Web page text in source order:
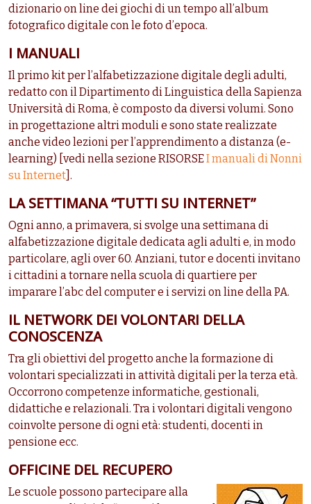
dizionario on line dei giochi di un tempo all’album
fotografico digitale con le foto d’epoca.
I MANUALI
Il primo kit per l’alfabetizzazione digitale degli adulti,
redatto con il Dipartimento di Linguistica della Sapienza
Università di Roma, è composto da diversi volumi. Sono
in progettazione altri moduli e sono state realizzate
anche video lezioni per l’apprendimento a distanza (e-
learning) [vedi nella sezione RISORSEI manuali di Nonni
su Internet ].
LA SETTIMANA “TUTTI SU INTERNET”
Ogni anno, a primavera, si svolge una settimana di
alfabetizzazione digitale dedicata agli adulti e, in modo
particolare, agli over 60. Anziani, tutor e docenti invitano
i cittadini a tornare nella scuola di quartiere per
imparare l’abc del computer e i servizi on line della PA.
IL NETWORK DEI VOLONTARI DELLA
CONOSCENZA
Tra gli obiettivi del progetto anche la formazione di
volontari specializzati in attività digitali per la terza età.
Occorrono competenze informatiche, gestionali,
didattiche e relazionali. Tra i volontari digitali vengono
coinvolte persone di ogni età: studenti, docenti in
pensione ecc.
OFFICINE DEL RECUPERO
Le scuole possono partecipare alla